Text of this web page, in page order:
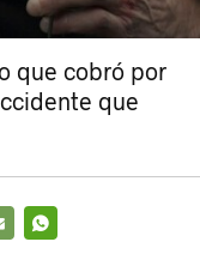
que cobró por
que